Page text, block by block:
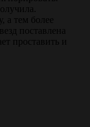
а тем более
поставлена
проставить и